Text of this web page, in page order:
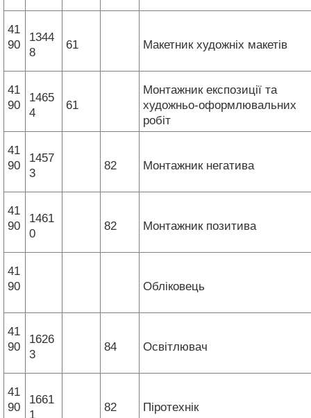
41
90
1344
8
61 Макетник художніх макетів
41
90
1465
4
61
Монтажник експозиції та
художньо-оформлювальних
робіт
41
90
1457
3
82 Монтажник негатива
41
90
1461
0
82 Монтажник позитива
41
90
Обліковець
41
90
1626
3
84 Освітлювач
41
90
1661
1
82 Піротехнік